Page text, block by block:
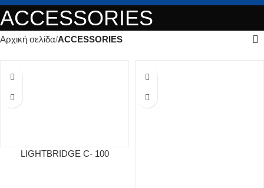
ACCESSORIES
Αρχική σελίδα ACCESSORIES
LIGHTBRIDGE C- 100